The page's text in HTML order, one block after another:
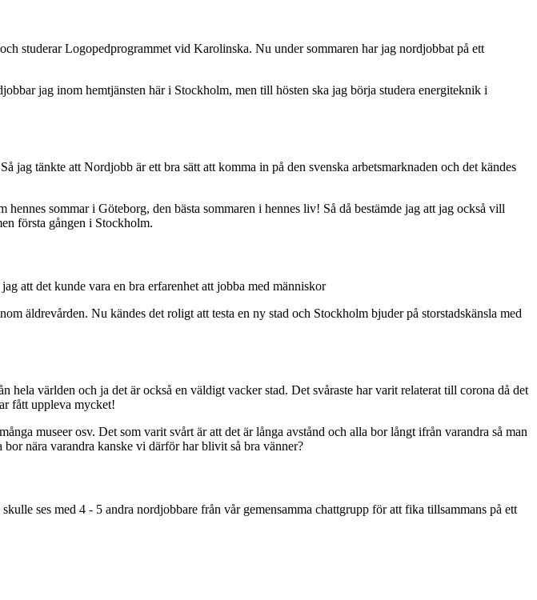
studerar Logopedprogrammet vid Karolinska. Nu under sommaren har jag nordjobbat på ett
jag inom hemtjänsten här i Stockholm, men till hösten ska jag börja studera energiteknik i
tänkte att Nordjobb är ett bra sätt att komma in på den svenska arbetsmarknaden och det kändes
sommar i Göteborg, den bästa sommaren i hennes liv! Så då bestämde jag att jag också vill
första gången i Stockholm.
att det kunde vara en bra erfarenhet att jobba med människor
äldrevården. Nu kändes det roligt att testa en ny stad och Stockholm bjuder på storstadskänsla med
världen och ja det är också en väldigt vacker stad. Det svåraste har varit relaterat till corona då det
fått uppleva mycket!
museer osv. Det som varit svårt är att det är långa avstånd och alla bor långt ifrån varandra så man
nära varandra kanske vi därför har blivit så bra vänner?
ses med 4 - 5 andra nordjobbare från vår gemensamma chattgrupp för att fika tillsammans på ett